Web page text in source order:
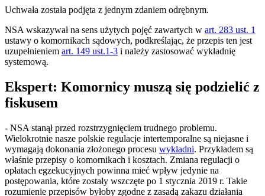
Uchwała została podjęta z jednym zdaniem odrębnym.
NSA wskazywał na sens użytych pojęć zawartych w art. 283 ust. 1
ustawy o komornikach sądowych, podkreślając, że przepis ten jest
uzupełnieniem art. 149 ust.1-3 i należy zastosować wykładnię
systemową.
Ekspert: Komornicy muszą się podzielić z
fiskusem
- NSA stanął przed rozstrzygnięciem trudnego problemu.
Wielokrotnie nasze polskie regulacje intertemporalne są niejasne i
wymagają dokonania złożonego procesu wykładni. Przykładem są
właśnie przepisy o komornikach i kosztach. Zmiana regulacji o
opłatach egzekucyjnych powinna mieć wpływ jedynie na
postępowania, które zostały wszczęte po 1 stycznia 2019 r. Takie
rozumienie przepisów byłoby zgodne z zasadą zakazu działania